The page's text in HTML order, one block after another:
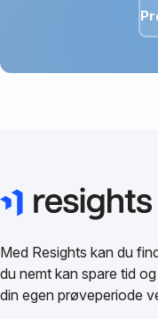
Med Resights kan du
du nemt kan spare tid
din egen prøveperiode